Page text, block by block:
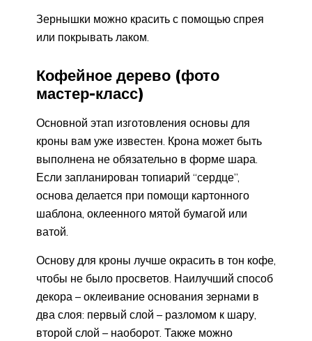
Зернышки можно красить с помощью спрея
или покрывать лаком.
Кофейное дерево (фото
мастер-класс)
Основной этап изготовления основы для
кроны вам уже известен. Крона может быть
выполнена не обязательно в форме шара.
Если запланирован топиарий “сердце”,
основа делается при помощи картонного
шаблона, оклеенного мятой бумагой или
ватой.
Основу для кроны лучше окрасить в тон кофе,
чтобы не было просветов. Наилучший способ
декора – оклеивание основания зернами в
два слоя: первый слой – разломом к шару,
второй слой – наоборот. Также можно